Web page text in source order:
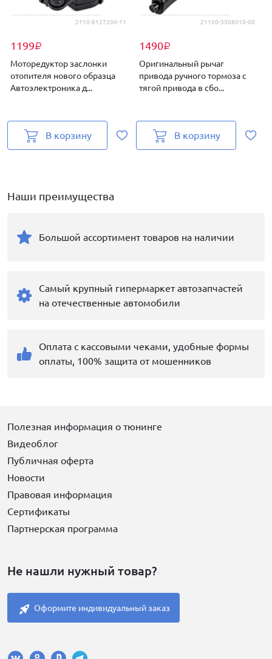
2110-8127200-11
1199₽
Моторедуктор заслонки
отопителя нового образца
Автоэлектроника д...
В корзину
21100-3508010-00
1490₽
Оригинальный рычаг
привода ручного тормоза с
тягой привода в сбо...
В корзину
Наши преимущества
Большой ассортимент товаров на наличии
Самый крупный гипермаркет автозапчастей
на отечественные автомобили
Оплата с кассовыми чеками, удобные формы
оплаты, 100% защита от мошенников
Полезная информация о тюнинге
Видеоблог
Публичная оферта
Новости
Правовая информация
Сертификаты
Партнерская программа
Не нашли нужный товар?
Оформите индивидуальный заказ